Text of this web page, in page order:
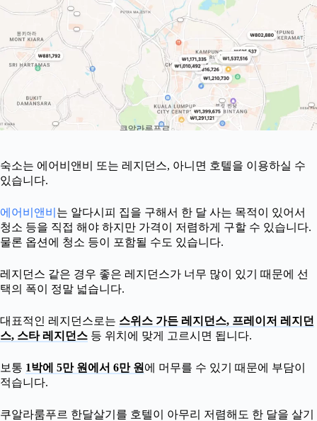
숙소는 에어비앤비 또는 레지던스, 아니면 호텔을 이용하실 수
있습니다.
에어비앤비 는 알다시피 집을 구해서 한 달 사는 목적이 있어서
청소 등을 직접 해야 하지만 가격이 저렴하게 구할 수 있습니다.
물론 옵션에 청소 등이 포함될 수도 있습니다.
레지던스 같은 경우 좋은 레지던스가 너무 많이 있기 때문에 선
택의 폭이 정말 넓습니다.
대표적인 레지던스로는 스위스 가든 레지던스, 프레이저 레지던
스, 스타 레지던스 등 위치에 맞게 고르시면 됩니다.
보통 1박에 5만 원에서 6만 원 에 머무를 수 있기 때문에 부담이
적습니다.
쿠알라룸푸르 한달살기를 호텔이 아무리 저렴해도 한 달을 살기